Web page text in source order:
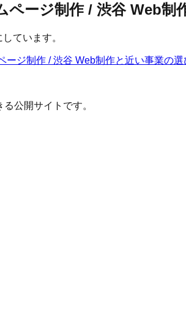
ージ制作 / 渋谷 Web制
ています。
ージ制作 / 渋谷 Web制作と近い事業の選
公開サイトです。